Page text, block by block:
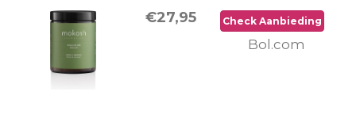
€27,95 Check Aanbieding
Bol.com